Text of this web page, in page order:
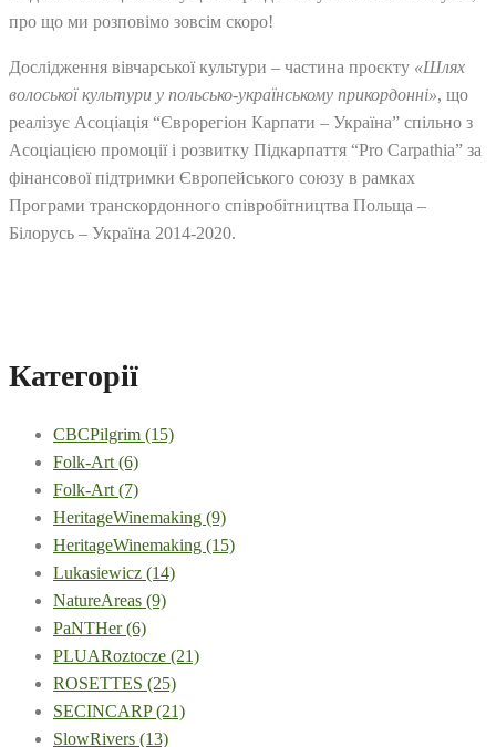
про що ми розповімо зовсім скоро!
Дослідження вівчарської культури – частина проєкту «Шлях
волоської культури у польсько-українському прикордонні», що
реалізує Асоціація “Єврорегіон Карпати – Україна” спільно з
Асоціацією промоції і розвитку Підкарпаття “Pro Carpathia” за
фінансової підтримки Європейського союзу в рамках
Програми транскордонного співробітництва Польща –
Білорусь – Україна 2014-2020.
Категорії
CBCPilgrim (15)
Folk-Art (6)
Folk-Art (7)
HeritageWinemaking (9)
HeritageWinemaking (15)
Lukasiewicz (14)
NatureAreas (9)
PaNTHer(6)
PLUARoztocze (21)
ROSETTES (25)
SECINCARP(21)
SlowRivers (13)